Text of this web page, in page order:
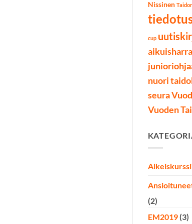
Nissinen
cup
nuori
seura
Vuoden
Alkeiskurssi
(2)
EM2019(3)